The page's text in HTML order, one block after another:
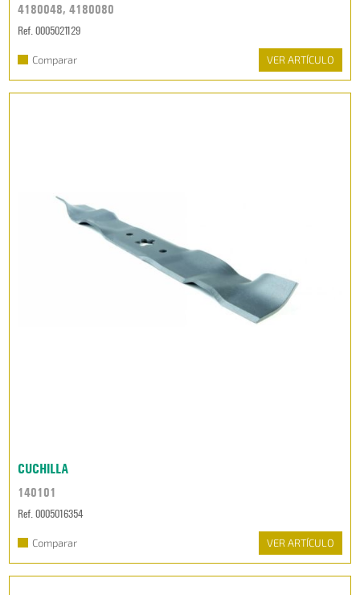
4180048, 4180080
Ref. 0005021129
Comparar VER ARTÍCULO
CUCHILLA
140101
Ref. 0005016354
Comparar VER ARTÍCULO